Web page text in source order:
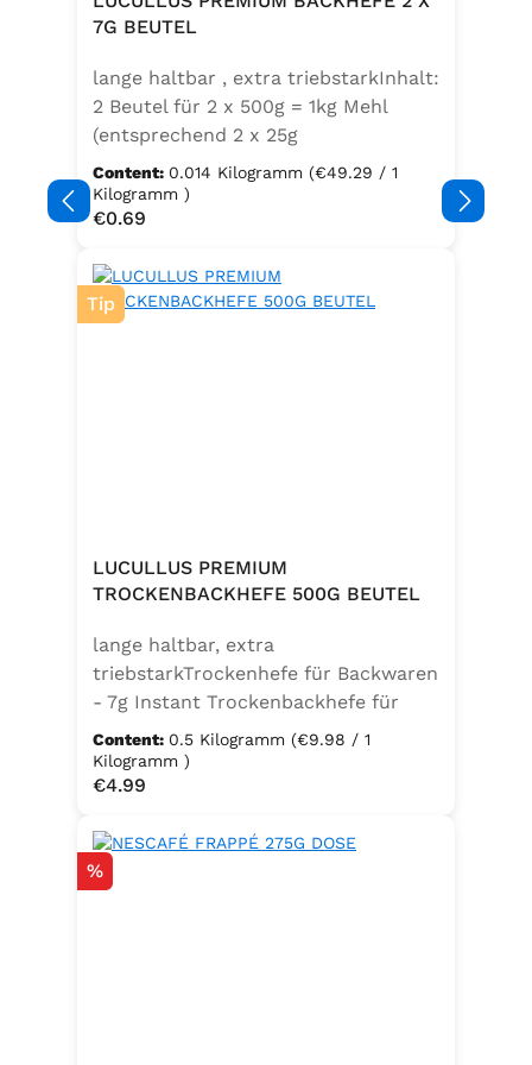
Speisefettsäuren, Folsäure,
Sellerie enthalten.
7G BEUTEL
lange haltbar , extra triebstarkInhalt:
2 Beutel für 2 x 500g = 1kg Mehl
(entsprechend 2 x 25g
Frischhefe)Zutaten: Trockenbackhefe
, Emulgator E491 (Unter
Schutzatmosphäre verpackt)
Content: 0.014 Kilogramm (€49.29 / 1
Kilogramm )
Regular price:
€0.69
Tip
LUCULLUS PREMIUM
TROCKENBACKHEFE 500G BEUTEL
lange haltbar, extra
triebstarkTrockenhefe für Backwaren
- 7g Instant Trockenbackhefe für
500g Weizenmehl, entspricht 25g
FrischhefeZutaten: Trockenbackhefe,
Emulgator Sorbitanmonostearat
Content: 0.5 Kilogramm (€9.98 / 1
Kilogramm )
Regular price:
€4.99
Discount
%